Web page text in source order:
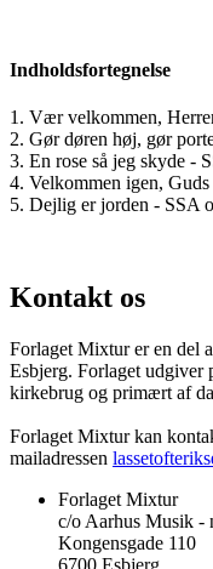
Indholdsfortegnelse
1. Vær velkommen,
2. Gør døren høj, gør
3. En rose så jeg skyde -
4. Velkommen igen,
5. Dejlig er jorden - SSA
Kontakt os
Forlaget Mixtur er en del
Esbjerg. Forlaget
kirkebrug og primært af
Forlaget Mixtur kan
mailadressen
Forlaget Mixtur
c/o Aarhus Musik -
Kongensgade 110
6700 Esbjerg